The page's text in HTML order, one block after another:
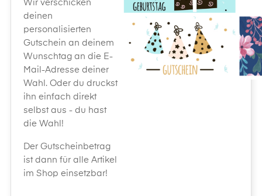
Wir verschicken
deinen
personalisierten
Gutschein an deinem
Wunschtag an die E-
Mail-Adresse deiner
Wahl. Oder du druckst
ihn einfach direkt
selbst aus - du hast
die Wahl!
Der Gutscheinbetrag
ist dann für alle Artikel
im Shop einsetzbar!